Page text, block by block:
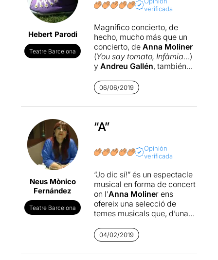
Hebert Parodi
Teatre Barcelona
verificada
Magnífico concierto, de
hecho, mucho más que un
concierto, deAnna Moliner
(You say tomato, Infàmia…)
y Andreu Gallén, también
(Maremar, Requiem for
Evita). Digo más que un
concierto porque con Anna
asegurado y fue un
auténtico espectáculo lleno
de creatividad, talento y
proximidad. Una magnífica
El repertorio fue una
selección tan personal como
variada donde pudimos
disfrutar de los diversos
registros de Anna.
Diferentes piezas pero con
una esencia común de
06/06/2019
Neus Mònico
Fernández
Teatre Barcelona
“A”
Opinión
verificada
“Jo dic sí!” és un espectacle
musical en forma de concert
on l’Anna Moliner ens
ofereix una selecció de
temes musicals que, d’una
part de la seva trajectòria
artística i personal.
04/02/2019